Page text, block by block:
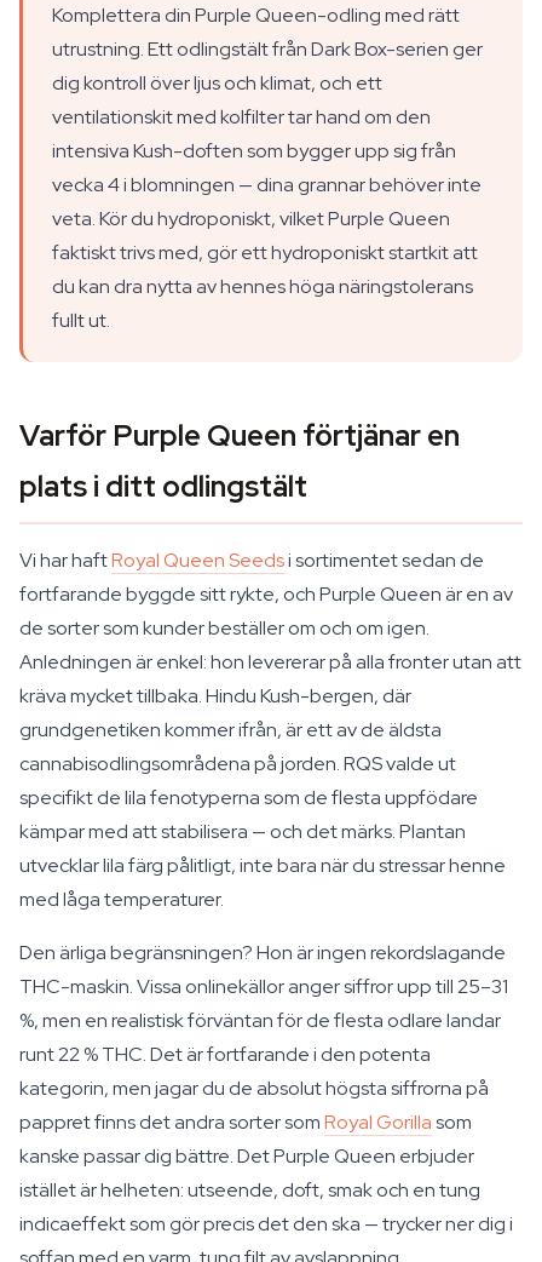
Komplettera din Purple Queen-odling med rätt
utrustning. Ett odlingstält från Dark Box-serien ger
dig kontroll över ljus och klimat, och ett
ventilationskit med kolfilter tar hand om den
intensiva Kush-doften som bygger upp sig från
vecka 4 i blomningen — dina grannar behöver inte
veta. Kör du hydroponiskt, vilket Purple Queen
faktiskt trivs med, gör ett hydroponiskt startkit att
du kan dra nytta av hennes höga näringstolerans
fullt ut.
Varför Purple Queen förtjänar en
plats i ditt odlingstält
Vi har haftRoyal Queen Seedsi sortimentet sedan de
fortfarande byggde sitt rykte, och Purple Queen är en av
de sorter som kunder beställer om och om igen.
Anledningen är enkel: hon levererar på alla fronter utan att
kräva mycket tillbaka. Hindu Kush-bergen, där
grundgenetiken kommer ifrån, är ett av de äldsta
cannabisodlingsområdena på jorden. RQS valde ut
specifikt de lila fenotyperna som de flesta uppfödare
kämpar med att stabilisera — och det märks. Plantan
utvecklar lila färg pålitligt, inte bara när du stressar henne
med låga temperaturer.
Den ärliga begränsningen? Hon är ingen rekordslagande
THC-maskin. Vissa onlinekällor anger siffror upp till 25–31
%, men en realistisk förväntan för de flesta odlare landar
runt 22 % THC. Det är fortfarande i den potenta
kategorin, men jagar du de absolut högsta siffrorna på
pappret finns det andra sorter somRoyal Gorillasom
kanske passar dig bättre. Det Purple Queen erbjuder
istället är helheten: utseende, doft, smak och en tung
indicaeffekt som gör precis det den ska — trycker ner dig i